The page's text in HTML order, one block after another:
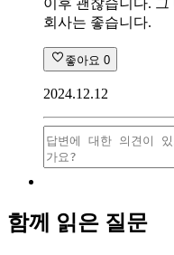
회사는 좋습니다.
좋아요 0
2024.12.12
함께 읽은 질문